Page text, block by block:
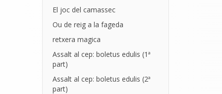
El joc del camassec
Ou de reig a la fageda
retxera magica
Assalt al cep: boletus edulis (1ª
part)
Assalt al cep: boletus edulis (2ª
part)